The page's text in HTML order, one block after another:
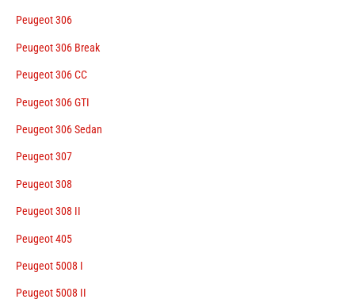
Peugeot 306
Peugeot 306 Break
Peugeot 306 CC
Peugeot 306 GTI
Peugeot 306 Sedan
Peugeot 307
Peugeot 308
Peugeot 308 II
Peugeot 405
Peugeot 5008 I
Peugeot 5008 II